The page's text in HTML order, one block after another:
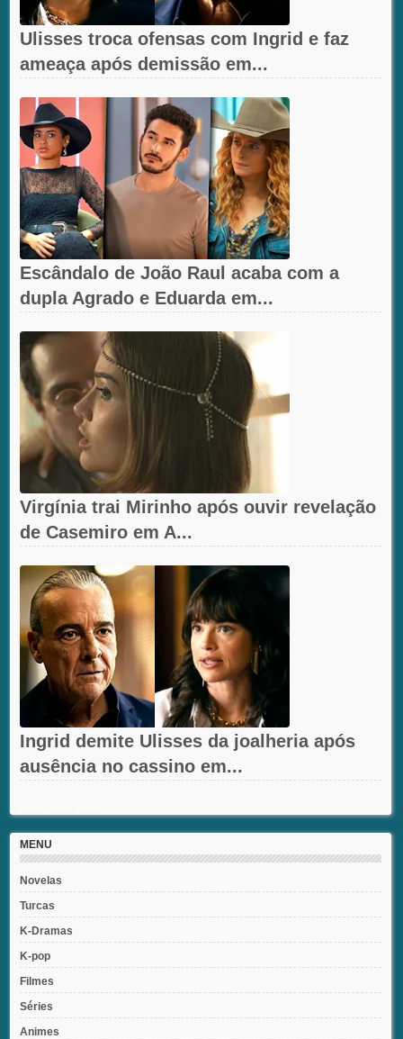
Ulisses troca ofensas com Ingrid e faz
ameaça após demissão em...
Escândalo de João Raul acaba com a
dupla Agrado e Eduarda em...
Virgínia trai Mirinho após ouvir revelação
de Casemiro em A...
Ingrid demite Ulisses da joalheria após
ausência no cassino em...
MENU
Novelas
Turcas
K-Dramas
K-pop
Filmes
Séries
Animes